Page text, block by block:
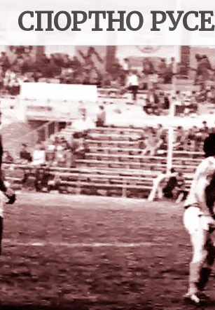
content
СПОРТНО РУСЕ